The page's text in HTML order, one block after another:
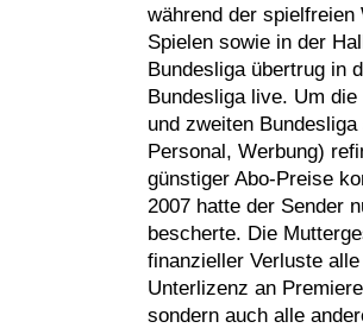
während der
Spielen sowie in der
Bundesliga übertrug in
Bundesliga live. Um
und zweiten
Personal, Werbung)
günstiger Abo-Preise
2007 hatte der Sender
bescherte. Die
finanzieller Verluste
Unterlizenz an
sondern auch alle